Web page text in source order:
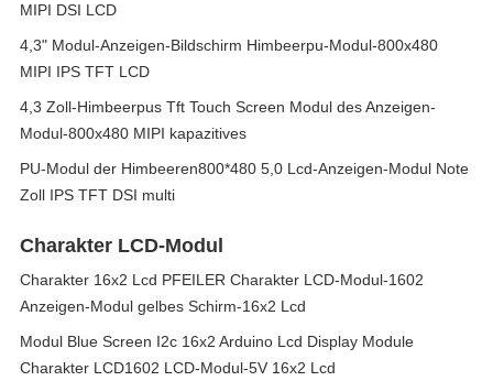
MIPI DSI LCD
4,3" Modul-Anzeigen-Bildschirm Himbeerpu-Modul-800x480
MIPI IPS TFT LCD
4,3 Zoll-Himbeerpus Tft Touch Screen Modul des Anzeigen-
Modul-800x480 MIPI kapazitives
PU-Modul der Himbeeren800*480 5,0 Lcd-Anzeigen-Modul Note
Zoll IPS TFT DSI multi
Charakter LCD-Modul
Charakter 16x2 Lcd PFEILER Charakter LCD-Modul-1602
Anzeigen-Modul gelbes Schirm-16x2 Lcd
Modul Blue Screen I2c 16x2 Arduino Lcd Display Module
Charakter LCD1602 LCD-Modul-5V 16x2 Lcd